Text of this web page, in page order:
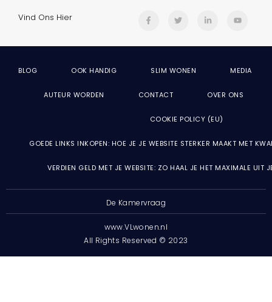
Vind Ons Hier
BLOG OOK HANDIG SLIM WONEN MEDIA
AUTEUR WORDEN CONTACT OVER ONS
COOKIE POLICY (EU)
GOEDE LINKS INKOPEN: HOE JE JE WEBSITE STERKER MAAKT MET
VERDIEN GELD MET JE WEBSITE: ZO HAAL JE HET MAXIMALE UIT
De Kamervraag
www.VLwonen.nl
All Rights Reserved © 2023